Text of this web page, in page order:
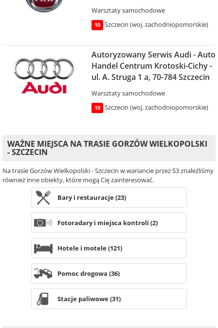
Warsztaty samochodowe
10 Szczecin (woj. zachodniopomorskie)
Autoryzowany Serwis Audi - Auto
Handel Centrum Krotoski-Cichy -
ul. A. Struga 1 a, 70-784 Szczecin
Warsztaty samochodowe
10 Szczecin (woj. zachodniopomorskie)
WAŻNE MIEJSCA NA TRASIE GORZÓW WIELKOPOLSKI
- SZCZECIN
Na trasie Gorzów Wielkopolski - Szczecin w wariancie przez S3 znaleźliśmy
również inne obiekty, które mogą Cię zainteresować.
Bary i restauracje (23)
Fotoradary i miejsca kontroli (2)
Hotele i motele (121)
Pomoc drogowa (36)
Stacje paliwowe (31)